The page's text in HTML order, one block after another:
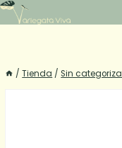
Saltar
al
/ Tienda / Sin